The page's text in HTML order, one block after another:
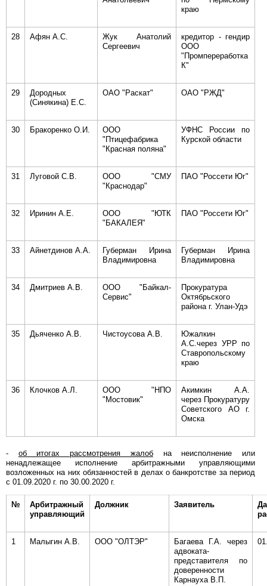
краю
28 Афян А.С.
Жук Анатолий
Сергеевич
кредитор - гендир
ООО
"Промпереработка
К"
29
Дородных
(Синякина) Е.С.
ОАО "Раскат" ОАО "РЖД"
30 Бракоренко О.И.
ООО
"Птицефабрика
"Красная поляна"
УФНС России по
Курской области
31 Луговой С.В.
ООО "СМУ
"Краснодар"
ПАО "Россети Юг"
32 Иринин А.Е.
ООО "ЮТК
"БАКАЛЕЯ"
ПАО "Россети Юг"
33 Айнетдинов А.А.
Губерман Ирина
Владимировна
Губерман Ирина
Владимировна
34 Дмитриев А.В.
ООО "Байкал-
Сервис"
Прокуратура
Октябрьского
района г. Улан-Удэ
35 Дьяченко А.В. Чистоусова А.В.
Южалкин
А.С.через УРР по
Ставропольскому
краю
36 Клочков А.Л.
ООО "НПО
"Мостовик"
Акимкин А.А.
через Прокуратуру
Советского АО г.
Омска
- об итогах рассмотрения жалобна неисполнение или
ненадлежащее исполнение арбитражными управляющими
возложенных на них обязанностей в делах о банкротстве за период
с 01.09.2020 г. по 30.00.2020 г.
№
Арбитражный
управляющий
Должник Заявитель
1 Малыгин А.В. ООО "ОЛТЭР"
Багаева Г.А. через
адвоката-
представителя по
доверенности
Карнауха В.П.